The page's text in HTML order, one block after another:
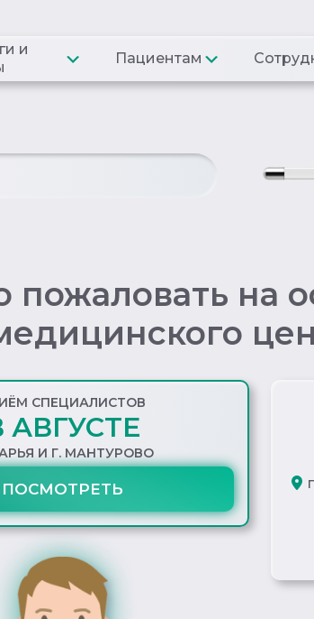
и
Пациентам
пожаловать на
СПЕЦИАЛИСТОВ
АВГУСТЕ
И Г. МАНТУРОВО
ПОСМОТРЕТЬ